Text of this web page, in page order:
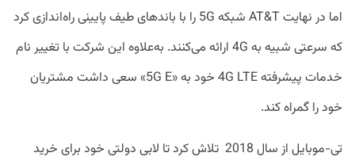
اما در نهایت AT&T شبکه 5G را با باند‌های طیف پایینی راه‌اندازی کرد
که سرعتی شبیه به 4G ارائه می‌کنند. به‌علاوه این شرکت با تغییر نام
خدمات پیشرفته 4G LTE خود به «5G E» سعی داشت مشتریان
خود را گمراه کند.
تی-موبایل از سال 2018 تلاش کرد تا لابی دولتی خود برای خرید